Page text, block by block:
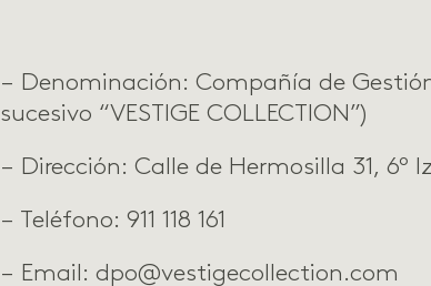
– Denominación: Compañía de
sucesivo “VESTIGE COLLECTION”)
– Dirección: Calle de Hermosilla 31, 6º
– Teléfono: 911 118 161
– Email: dpo@vestigecollection.com